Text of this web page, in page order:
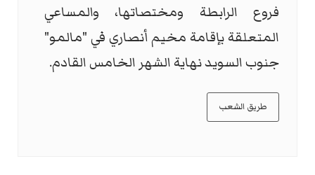
فروع الرابطة ومختصاتها، والمساعي
المتعلقة بإقامة مخيم أنصاري في "مالمو"
جنوب السويد نهاية الشهر الخامس القادم.
طريق الشعب